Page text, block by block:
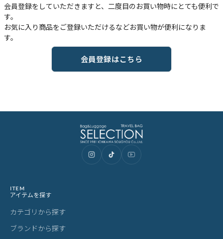
会員登録をしていただきますと、二度目のお買い物時にとても便利で
す。
お気に入り商品をご登録いただけるなどお買い物が便利になりま
す。
会員登録はこちら
ITEM
アイテムを探す
カテゴリから探す
ブランドから探す